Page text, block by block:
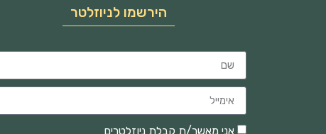
הירשמו לניוזלטר
אני מאשר/ת קבלת ניוזלטרים